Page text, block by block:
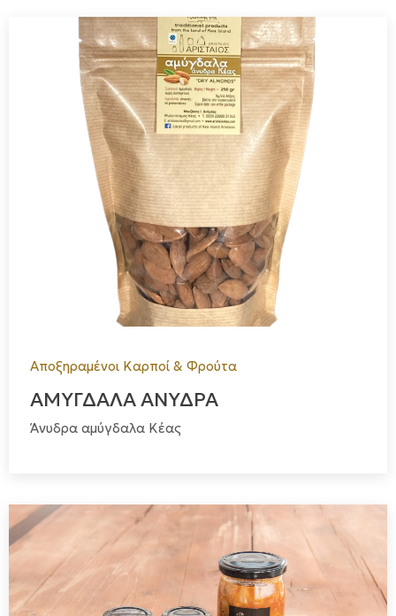
Αποξηραμένοι Καρποί & Φρούτα
ΑΜΥΓΔΑΛΑ ΑΝΥΔΡΑ
Άνυδρα αμύγδαλα Κέας